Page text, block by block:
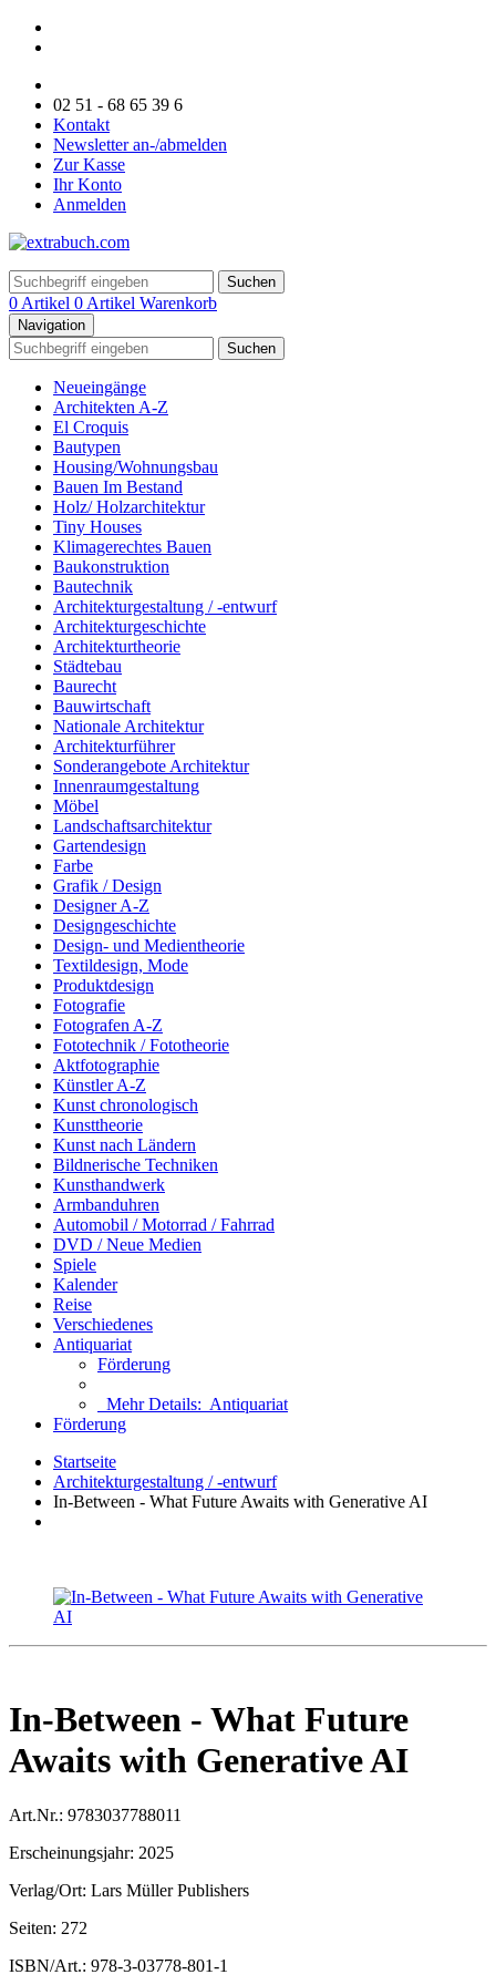
02 51 - 68 65 39 6
Kontakt
Newsletter an-/abmelden
Zur Kasse
Ihr Konto
Anmelden
Suchen
0 Artikel 0 Artikel Warenkorb
Navigation
Suchen
Neueingänge
Architekten A-Z
El Croquis
Bautypen
Housing/Wohnungsbau
Bauen Im Bestand
Holz/ Holzarchitektur
Tiny Houses
Klimagerechtes Bauen
Baukonstruktion
Bautechnik
Architekturgestaltung / -entwurf
Architekturgeschichte
Architekturtheorie
Städtebau
Baurecht
Bauwirtschaft
Nationale Architektur
Architekturführer
Sonderangebote Architektur
Innenraumgestaltung
Möbel
Landschaftsarchitektur
Gartendesign
Farbe
Grafik / Design
Designer A-Z
Designgeschichte
Design- und Medientheorie
Textildesign, Mode
Produktdesign
Fotografie
Fotografen A-Z
Fototechnik / Fototheorie
Aktfotographie
Künstler A-Z
Kunst chronologisch
Kunsttheorie
Kunst nach Ländern
Bildnerische Techniken
Kunsthandwerk
Armbanduhren
Automobil / Motorrad / Fahrrad
DVD / Neue Medien
Spiele
Kalender
Reise
Verschiedenes
Antiquariat
Förderung
Mehr Details: Antiquariat
Förderung
Startseite
Architekturgestaltung / -entwurf
In-Between - What Future Awaits with Generative AI
In-Between - What Future
Awaits with Generative AI
Art.Nr.: 9783037788011
Erscheinungsjahr: 2025
Verlag/Ort: Lars Müller Publishers
Seiten: 272
ISBN/Art.: 978-3-03778-801-1